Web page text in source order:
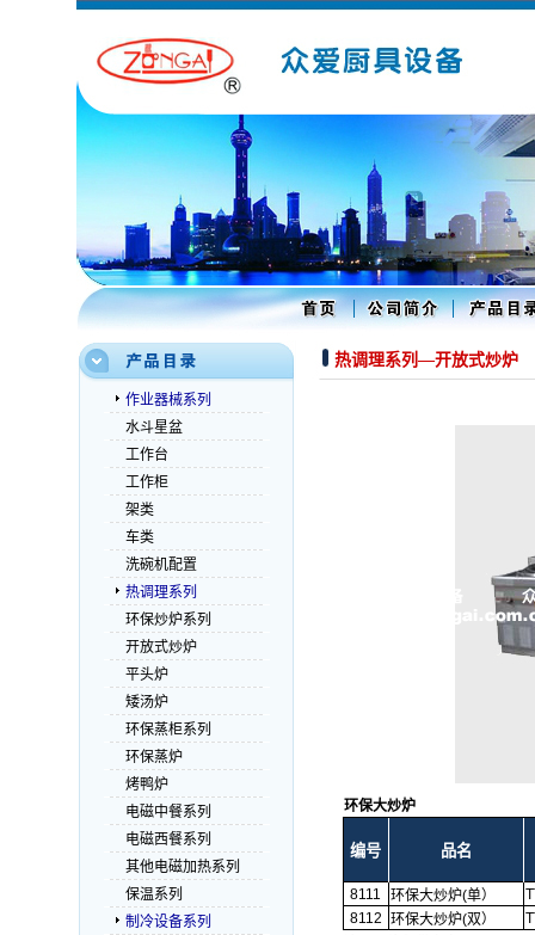
作业器械系列
水斗星盆
工作台
工作柜
架类
车类
洗碗机配置
热调理系列
环保炒炉系列
开放式炒炉
平头炉
矮汤炉
环保蒸柜系列
环保蒸炉
烤鸭炉
电磁中餐系列
电磁西餐系列
其他电磁加热系列
保温系列
制冷设备系列
热调理系列—开放式炒炉
环保大炒炉
编号 品名
8111 环保大炒炉(单）
8112 环保大炒炉(双）